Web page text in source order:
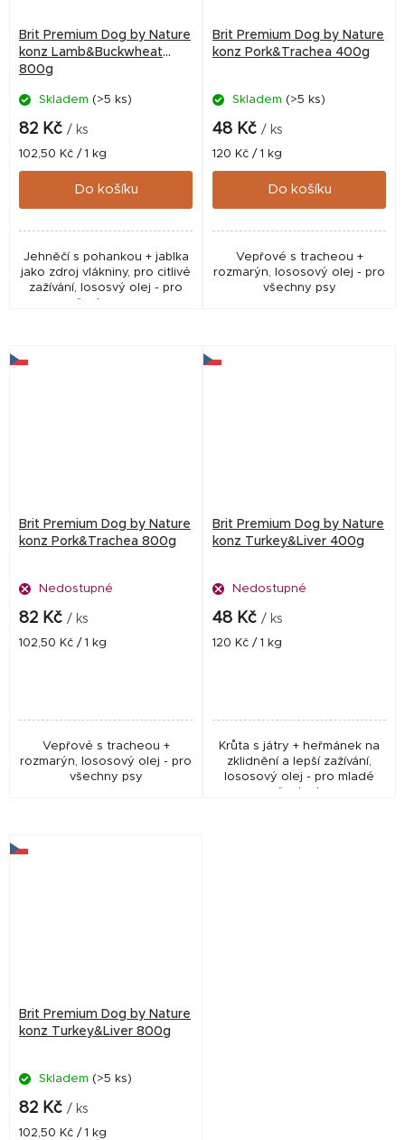
Brit Premium Dog by Nature
konz Lamb&Buckwheat
800g
Skladem (>5 ks)
82 Kč / ks
Měrná
cena:
102,50 Kč / 1 kg
Do košíku
Jehněčí s pohankou + jablka
jako zdroj vlákniny, pro citlivé
zažívání, lososvý olej - pro
všechny psy
Brit Premium Dog by Nature
konz Pork&Trachea 400g
Skladem (>5 ks)
48 Kč / ks
Měrná
cena:
120 Kč / 1 kg
Do košíku
Vepřové s tracheou +
rozmarýn, lososový olej - pro
všechny psy
Brit Premium Dog by Nature
konz Pork&Trachea 800g
Nedostupné
82 Kč / ks
Měrná
102,50 Kč / 1 kg
Vepřové s tracheou +
rozmarýn, lososový olej - pro
všechny psy
Brit Premium Dog by Nature
konz Turkey&Liver 400g
Nedostupné
48 Kč / ks
Měrná
120 Kč / 1 kg
Krůta s játry + heřmánek na
zklidnění a lepší zažívání,
lososový olej - pro mladé
Brit Premium Dog by Nature
konz Turkey&Liver 800g
Skladem (>5 ks)
82 Kč / ks
Měrná
102,50 Kč / 1 kg